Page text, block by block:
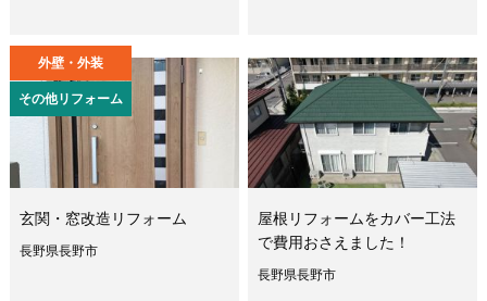
外壁・外装
その他リフォーム
玄関・窓改造リフォーム
長野県長野市
屋根リフォームをカバー工法
で費用おさえました！
長野県長野市